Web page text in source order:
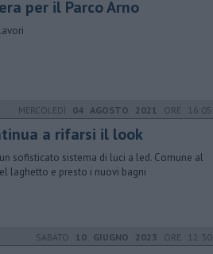
per il Parco Arno
MERCOLEDÌ 04 AGOSTO 2021 ORE 16:05
a rifarsi il look
sofisticato sistema di luci a led. Comune al
laghetto e presto i nuovi bagni
SABATO 10 GIUGNO 2023 ORE 12:30